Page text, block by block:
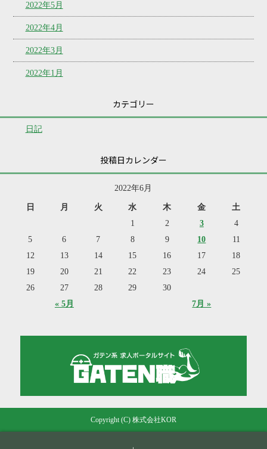
2022年5月
2022年4月
2022年3月
2022年1月
カテゴリー
日記
投稿日カレンダー
2022年6月
日 月 火 水 木 金 土
« 5月 7月 »
1 2 3
4
5
6 7 8 9 10
11
12
13 14 15 16 17
18
19
20 21 22 23 24
25
26
27 28 29 30
Copyright (C) 株式会社KOR